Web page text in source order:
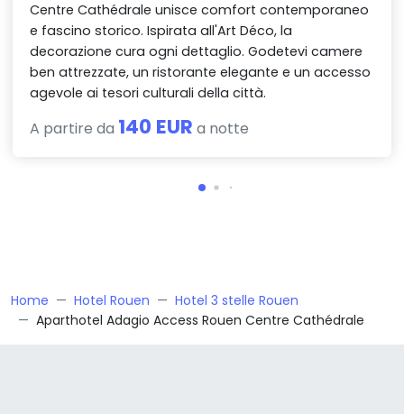
Centre Cathédrale unisce comfort contemporaneo
e fascino storico. Ispirata all'Art Déco, la
decorazione cura ogni dettaglio. Godetevi camere
ben attrezzate, un ristorante elegante e un accesso
agevole ai tesori culturali della città.
A partire da 140 EUR a notte
Home Hotel Rouen
Hotel 3 stelle Rouen
Aparthotel Adagio Access Rouen Centre Cathédrale